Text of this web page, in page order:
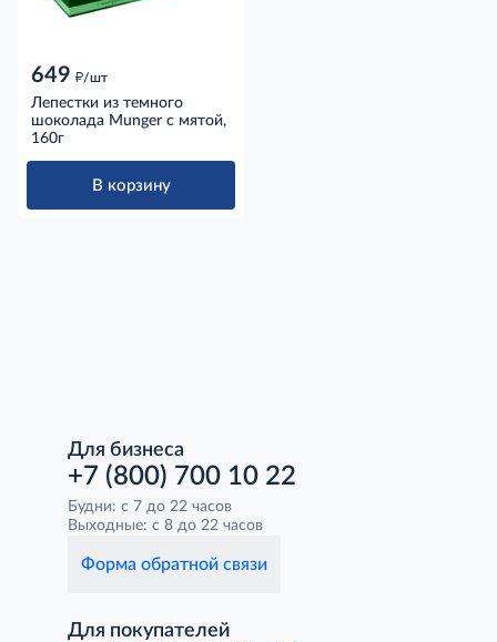
649 д/шт
Лепестки из темного
шоколада Munger с мятой,
160г
В корзину
Для бизнеса
+7 (800) 700 10 22
Будни: с 7 до 22 часов
Выходные: с 8 до 22 часов
Форма обратной связи
Для покупателей